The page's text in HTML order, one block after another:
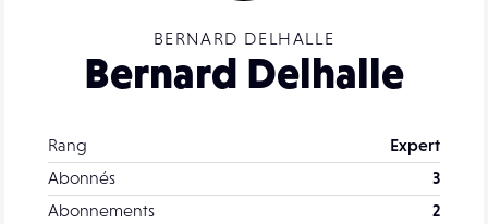
BERNARD DELHALLE
Bernard Delhalle
Rang
Expert
Abonnés
3
Abonnements
2